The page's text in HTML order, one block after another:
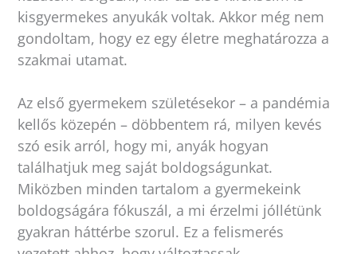
kisgyermekes anyukák voltak. Akkor még nem
gondoltam, hogy ez egy életre meghatározza a
szakmai utamat.
Az első gyermekem születésekor – a pandémia
kellős közepén – döbbentem rá, milyen kevés
szó esik arról, hogy mi, anyák hogyan
találhatjuk meg saját boldogságunkat.
Miközben minden tartalom a gyermekeink
boldogságára fókuszál, a mi érzelmi jóllétünk
gyakran háttérbe szorul. Ez a felismerés